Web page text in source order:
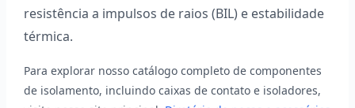
resistência a impulsos de raios (BIL) e estabilidade
térmica.
Para explorar nosso catálogo completo de componentes
de isolamento, incluindo caixas de contato e isoladores,